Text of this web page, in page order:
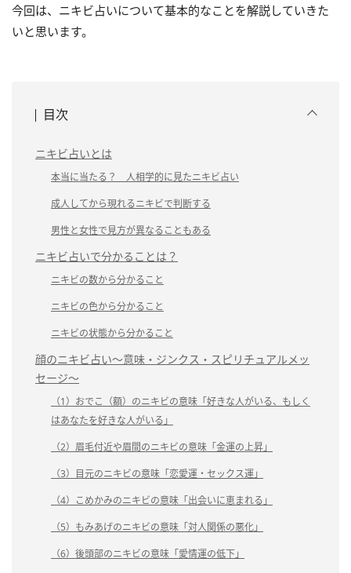
今回は、ニキビ占いについて基本的なことを解説していきた
いと思います。
目次
ニキビ占いとは
本当に当たる？ 人相学的に見たニキビ占い
成人してから現れるニキビで判断する
男性と女性で見方が異なることもある
ニキビ占いで分かることは？
ニキビの数から分かること
ニキビの色から分かること
ニキビの状態から分かること
顔のニキビ占い～意味・ジンクス・スピリチュアルメッ
セージ～
（1）おでこ（額）のニキビの意味「好きな人がいる、もしく
はあなたを好きな人がいる」
（2）眉毛付近や眉間のニキビの意味「金運の上昇」
（3）目元のニキビの意味「恋愛運・セックス運」
（4）こめかみのニキビの意味「出会いに恵まれる」
（5）もみあげのニキビの意味「対人関係の悪化」
（6）後頭部のニキビの意味「愛情運の低下」